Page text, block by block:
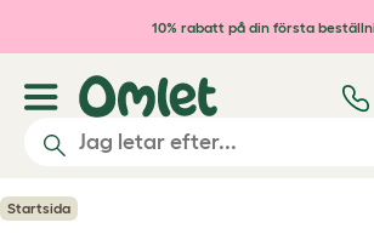
Hoppa till huvudinnehåll
10% rabatt på din första
Startsida